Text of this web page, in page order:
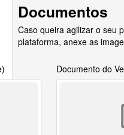
Documentos
Caso queira agilizar o seu
plataforma, anexe as
Documento do